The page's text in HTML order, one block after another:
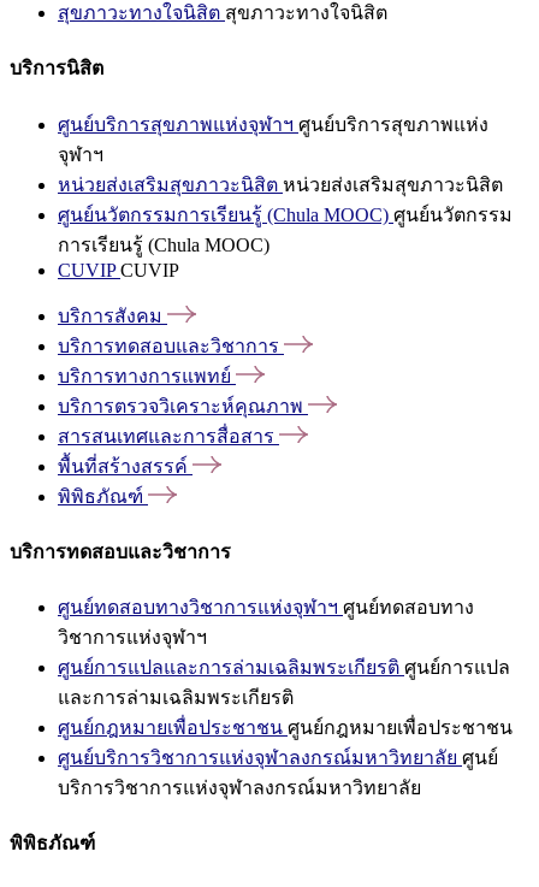
สุขภาวะทางใจนิสิต สุขภาวะทางใจนิสิต
บริการนิสิต
ศูนย์บริการสุขภาพแห่งจุฬาฯ ศูนย์บริการสุขภาพแห่ง
จุฬาฯ
หน่วยส่งเสริมสุขภาวะนิสิต หน่วยส่งเสริมสุขภาวะนิสิต
ศูนย์นวัตกรรมการเรียนรู้ (Chula MOOC) ศูนย์นวัตกรรม
การเรียนรู้ (Chula MOOC)
CUVIPCUVIP
บริการสังคม
บริการทดสอบและวิชาการ
บริการทางการแพทย์
บริการตรวจวิเคราะห์คุณภาพ
สารสนเทศและการสื่อสาร
พื้นที่สร้างสรรค์
พิพิธภัณฑ์
บริการทดสอบและวิชาการ
ศูนย์ทดสอบทางวิชาการแห่งจุฬาฯ ศูนย์ทดสอบทาง
วิชาการแห่งจุฬาฯ
ศูนย์การแปลและการล่ามเฉลิมพระเกียรติ ศูนย์การแปล
และการล่ามเฉลิมพระเกียรติ
ศูนย์กฎหมายเพื่อประชาชน ศูนย์กฎหมายเพื่อประชาชน
ศูนย์บริการวิชาการแห่งจุฬาลงกรณ์มหาวิทยาลัย ศูนย์
บริการวิชาการแห่งจุฬาลงกรณ์มหาวิทยาลัย
พิพิธภัณฑ์